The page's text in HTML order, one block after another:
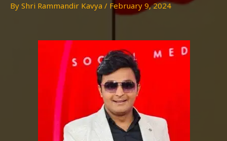
By Shri Rammandir Kavya / February 9, 2024